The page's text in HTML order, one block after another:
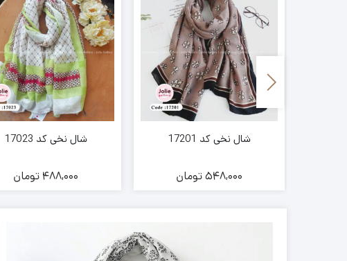
شال نخی کد 17201
548,000تومان
شال نخی کد 17023
488,000 تومان